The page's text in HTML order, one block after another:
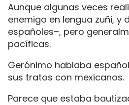
Aunque algunas veces
enemigo en lengua zuñi, y
españoles–, pero
pacíficas.
Gerónimo hablaba
sus tratos con mexicanos.
Parece que estaba